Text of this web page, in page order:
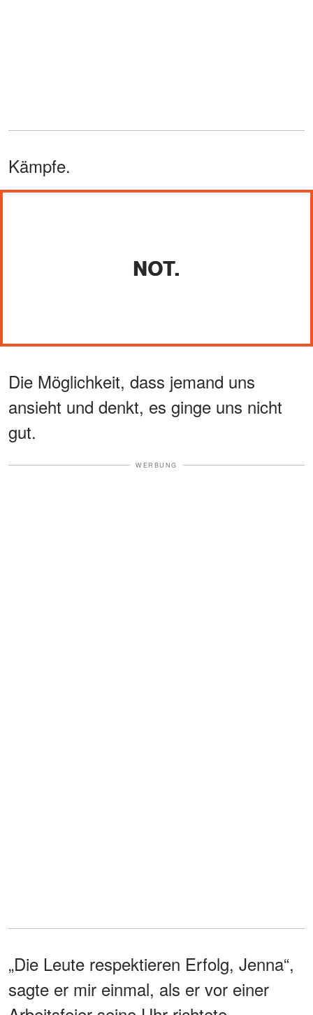
Kämpfe.
NOT.
Die Möglichkeit, dass jemand uns
ansieht und denkt, es ginge uns nicht
gut.
WERBUNG
„Die Leute respektieren Erfolg, Jenna“,
sagte er mir einmal, als er vor einer